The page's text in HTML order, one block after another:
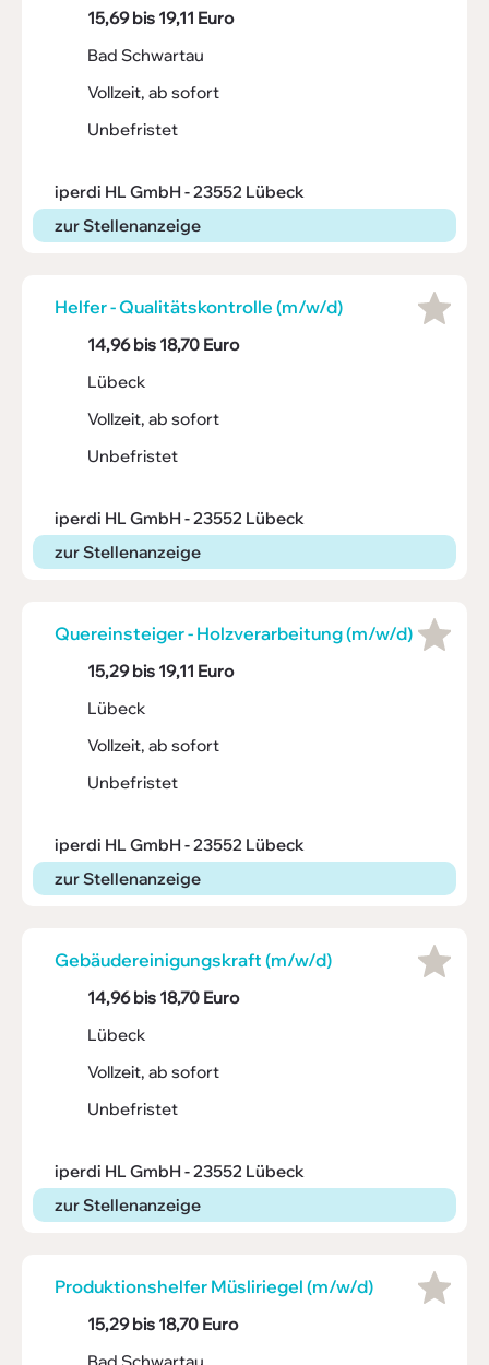
15,69 bis 19,11 Euro
Bad Schwartau
Vollzeit, ab sofort
Unbefristet
iperdi HL GmbH - 23552 Lübeck
zur Stellenanzeige
Helfer - Quali­täts­kon­trolle (m/w/d)
14,96 bis 18,70 Euro
Lübeck
Vollzeit, ab sofort
Unbefristet
iperdi HL GmbH - 23552 Lübeck
zur Stellenanzeige
Quer­ein­steiger - Holz­ver­ar­bei­tung (m/w/d)
15,29 bis 19,11 Euro
Lübeck
Vollzeit, ab sofort
Unbefristet
iperdi HL GmbH - 23552 Lübeck
zur Stellenanzeige
Gebäu­de­r­ei­ni­gungs­kraft (m/w/d)
14,96 bis 18,70 Euro
Lübeck
Vollzeit, ab sofort
Unbefristet
iperdi HL GmbH - 23552 Lübeck
zur Stellenanzeige
Produk­ti­ons­helfer Müsli­riegel (m/w/d)
15,29 bis 18,70 Euro